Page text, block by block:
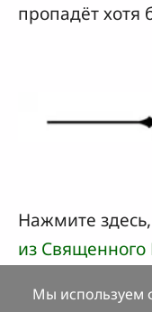
пропадёт хотя
Нажмите
из Священного
Мы используем